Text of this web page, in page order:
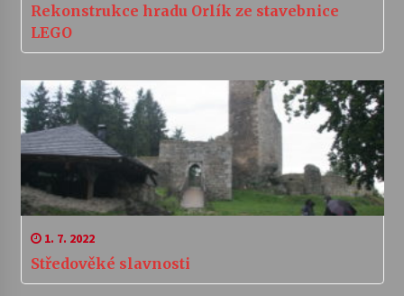
Rekonstrukce hradu Orlík ze stavebnice
LEGO
1. 7. 2022
Středověké slavnosti